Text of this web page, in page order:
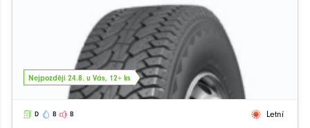
Nejpozději 24.8. u Vás, 12+ ks
D B B Letní